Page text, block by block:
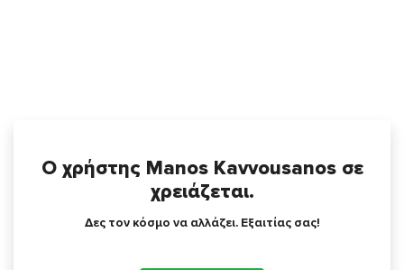
Ο χρήστης Manos Kavvousanos σε
χρειάζεται.
Δες τον κόσμο να αλλάζει. Εξαιτίας σας!